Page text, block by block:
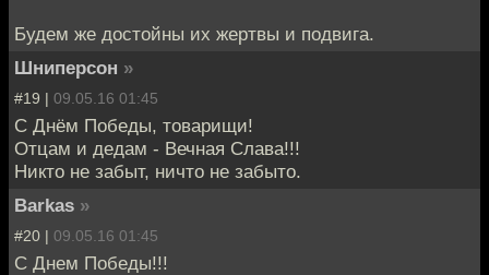
Будем же достойны их жертвы и подвига.
Шниперсон »
#19 | 09.05.16 01:45
С Днём Победы, товарищи!
Отцам и дедам - Вечная Слава!!!
Никто не забыт, ничто не забыто.
Barkas »
#20 | 09.05.16 01:45
С Днем Победы!!!